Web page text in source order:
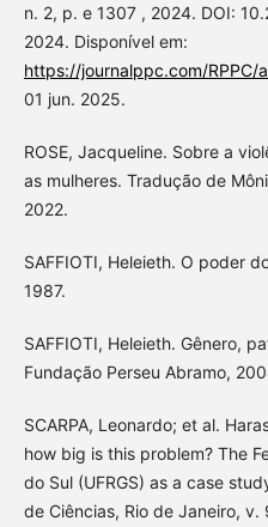
n. 2, p. e 1307 , 2024. DOI:
2024. Disponível em:
https://journalppc.com/RPPC/
01 jun. 2025.
ROSE, Jacqueline. Sobre a
as mulheres. Tradução de
2022.
SAFFIOTI, Heleieth. O poder
1987.
SAFFIOTI, Heleieth. Gênero,
Fundação Perseu Abramo,
SCARPA, Leonardo; et al.
how big is this problem? The
do Sul (UFRGS) as a case
de Ciências, Rio de Janeiro,